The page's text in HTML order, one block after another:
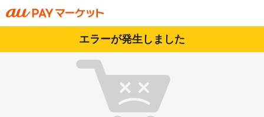
エラーが発生しました